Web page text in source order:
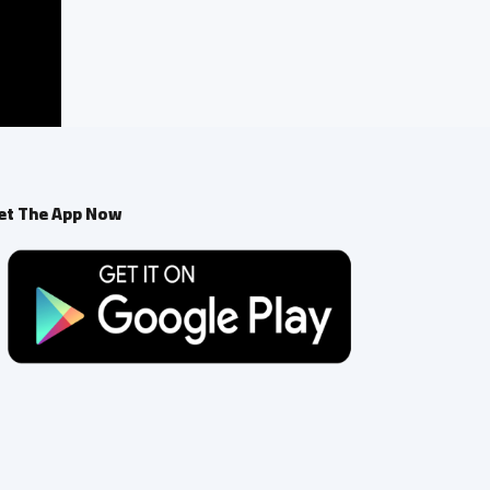
The App Now